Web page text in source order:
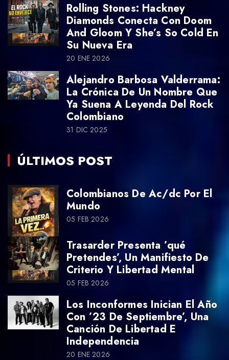
Rolling Stones: Hackney
Diamonds Conecta Con Doom
And Gloom Y She’s So Cold En
Su Nueva Era
20 ENE 2026
Alejandro Barbosa Valderrama:
La Crónica De Un Nombre Que
Ya Suena A Leyenda Del Rock
Colombiano
31 DIC 2025
ÚLTIMOS POST
Colombianos De Ac/dc Por El
Mundo
05 FEB 2026
Trasarder Presenta ’qué
Pretendes’, Un Manifiesto De
Criterio Y Libertad Mental
05 FEB 2026
Los Inconformes Inician El Año
Con ’23 De Septiembre’, Una
Canción De Libertad E
Independencia
20 ENE 2026